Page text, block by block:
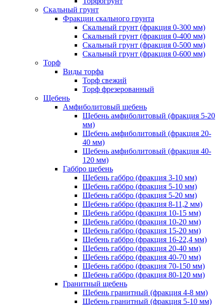
Скальный грунт
Фракции скального грунта
Скальный грунт (фракция 0-300 мм)
Скальный грунт (фракция 0-400 мм)
Скальный грунт (фракция 0-500 мм)
Скальный грунт (фракция 0-600 мм)
Торф
Виды торфа
Торф свежий
Торф фрезерованный
Щебень
Амфиболитовый щебень
Щебень амфиболитовый (фракция 5-20
мм)
Щебень амфиболитовый (фракция 20-
40 мм)
Щебень амфиболитовый (фракция 40-
120 мм)
Габбро щебень
Щебень габбро (фракция 3-10 мм)
Щебень габбро (фракция 5-10 мм)
Щебень габбро (фракция 5-20 мм)
Щебень габбро (фракция 8-11,2 мм)
Щебень габбро (фракция 10-15 мм)
Щебень габбро (фракция 10-20 мм)
Щебень габбро (фракция 15-20 мм)
Щебень габбро (фракция 16-22,4 мм)
Щебень габбро (фракция 20-40 мм)
Щебень габбро (фракция 40-70 мм)
Щебень габбро (фракция 70-150 мм)
Щебень габбро (фракция 80-120 мм)
Гранитный щебень
Щебень гранитный (фракция 4-8 мм)
Щебень гранитный (фракция 5-10 мм)